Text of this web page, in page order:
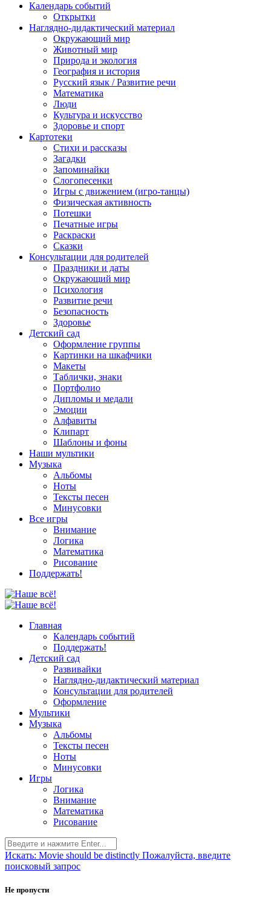
Календарь событий
Открытки
Наглядно-дидактический материал
Окружающий мир
Животный мир
Природа и экология
География и история
Русский язык / Развитие речи
Математика
Люди
Культура и искусство
Здоровье и спорт
Картотеки
Стихи и рассказы
Загадки
Запоминайки
Слогопесенки
Игры с движением (игро-танцы)
Физическая активность
Потешки
Печатные игры
Раскраски
Сказки
Консультации для родителей
Праздники и даты
Окружающий мир
Психология
Развитие речи
Безопасность
Здоровье
Детский сад
Оформление группы
Картинки на шкафчики
Макеты
Таблички, знаки
Портфолио
Дипломы и медали
Эмоции
Алфавиты
Клипарт
Шаблоны и фоны
Наши мультики
Музыка
Альбомы
Ноты
Тексты песен
Минусовки
Все игры
Внимание
Логика
Математика
Рисование
Поддержать!
Главная
Календарь событий
Поддержать!
Детский сад
Развивайки
Наглядно-дидактический материал
Консультации для родителей
Оформление
Мультики
Музыка
Альбомы
Тексты песен
Ноты
Минусовки
Игры
Логика
Внимание
Математика
Рисование
Искать: Movie should be distinctly Пожалуйста, введите
поисковый запрос
Не пропусти